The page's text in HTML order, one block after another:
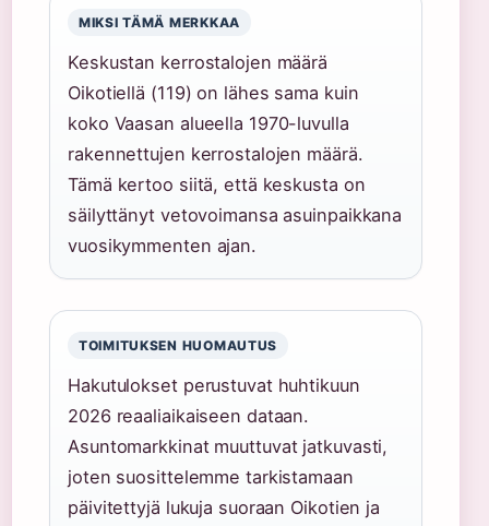
MIKSI TÄMÄ MERKKAA
Keskustan kerrostalojen määrä
Oikotiellä (119) on lähes sama kuin
koko Vaasan alueella 1970-luvulla
rakennettujen kerrostalojen määrä.
Tämä kertoo siitä, että keskusta on
säilyttänyt vetovoimansa asuinpaikkana
vuosikymmenten ajan.
TOIMITUKSEN HUOMAUTUS
Hakutulokset perustuvat huhtikuun
2026 reaaliaikaiseen dataan.
Asuntomarkkinat muuttuvat jatkuvasti,
joten suosittelemme tarkistamaan
päivitettyjä lukuja suoraan Oikotien ja